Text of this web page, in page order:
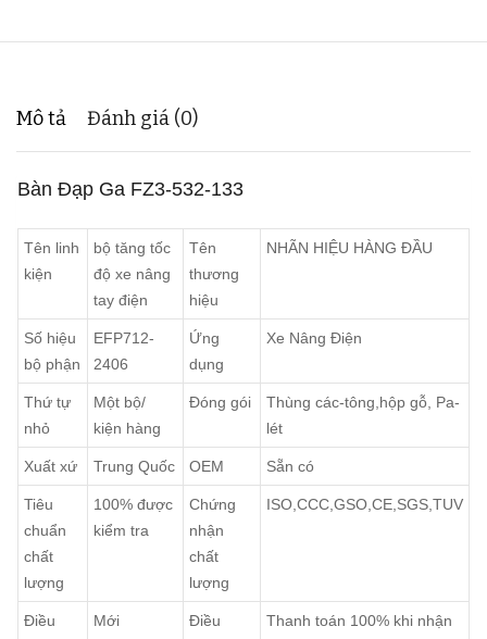
Mô tả Đánh giá (0)
Bàn Đạp Ga FZ3-532-133
Tên linh
kiện
bộ tăng tốc
độ xe nâng
tay điện
Tên
thương
hiệu
NHÃN HIỆU HÀNG ĐẦU
Số hiệu
bộ phận
EFP712-
2406
Ứng
dụng
Xe Nâng Điện
Thứ tự
nhỏ
Một bộ/
kiện hàng
Đóng gói
Thùng các-tông,hộp gỗ, Pa-
lét
Xuất xứ Trung Quốc OEM Sẵn có
Tiêu
chuẩn
chất
lượng
100% được
kiểm tra
Chứng
nhận
chất
lượng
ISO,CCC,GSO,CE,SGS,TUV
Điều
Mới
Điều
Thanh toán 100% khi nhận